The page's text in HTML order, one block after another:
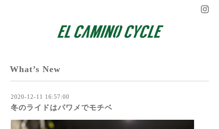
What’s New
2020-12-11 16:57:00
冬のライドはパワメでモチベ